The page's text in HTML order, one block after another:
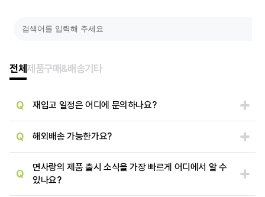
전체제품구매&배송기타
Q 재입고 일정은 어디에 문의하나요?
Q 해외배송 가능한가요?
Q
면사랑의 제품 출시 소식을 가장 빠르게 어디에서 알 수
있나요?